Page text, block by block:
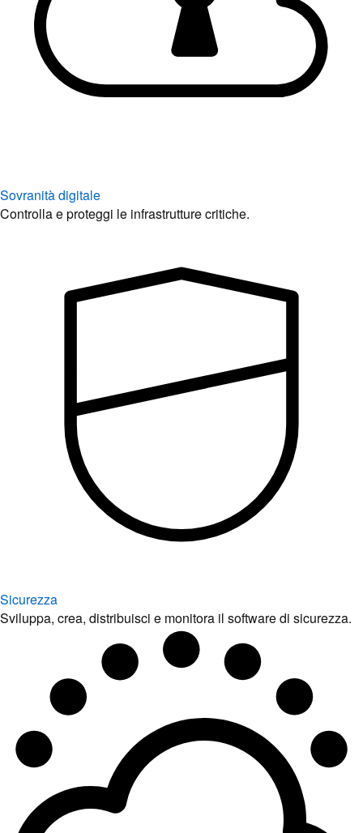
Sovranità digitale
Controlla e proteggi le infrastrutture critiche.
Sicurezza
Sviluppa, crea, distribuisci e monitora il software di sicurezza.